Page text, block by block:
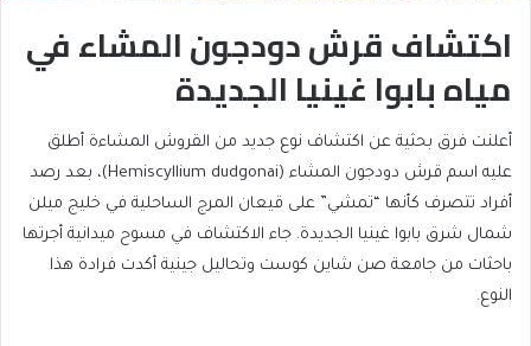
اكتشاف قرش دودجون المشاء في
مياه بابوا غينيا الجديدة
أعلنت فرق بحثية عن اكتشاف نوع جديد من القروش المشاءة أطلق
عليه اسم قرش دودجون المشاء (Hemiscyllium dudgonai)، بعد رصد
أفراد تتصرف كأنها “تمشي” على قيعان المرج الساحلية في خليج ميلن
شمال شرق بابوا غينيا الجديدة. جاء الاكتشاف في مسوح ميدانية أجرتها
باحثات من جامعة صن شاين كوست وتحاليل جينية أكدت فرادة هذا
النوع.